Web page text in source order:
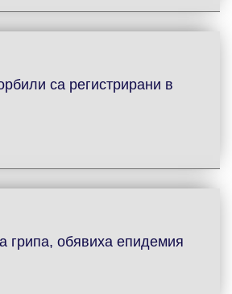
са регистрирани в
грипа, обявиха епидемия